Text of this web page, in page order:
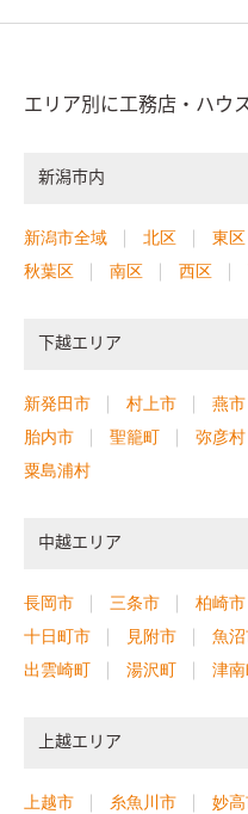
エリア別に工務店・ハウ
新潟市内
新潟市全域 北区 東区
秋葉区
南区 西区
下越エリア
新発田市 村上市 燕市
胎内市
聖籠町 弥彦村
粟島浦村
中越エリア
長岡市 三条市 柏崎市
十日町市
見附市 魚
出雲崎町
湯沢町 津
上越エリア
上越市 糸魚川市 妙